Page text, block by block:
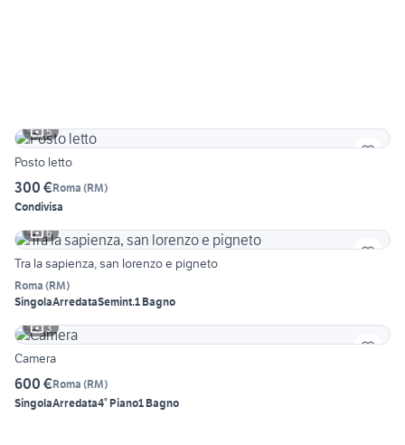
5
Posto letto
300 €Roma (RM)
Condivisa
6
Tra la sapienza, san lorenzo e pigneto
Roma (RM)
SingolaArredataSemint.1 Bagno
3
Camera
600 €Roma (RM)
SingolaArredata4° Piano1 Bagno